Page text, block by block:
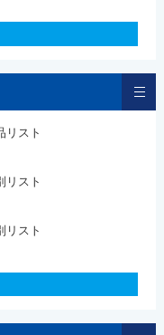
リスト
リスト
リスト